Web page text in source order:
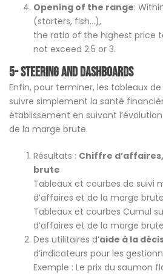
Opening of the range:
(starters, fish...),
the ratio of the highest price
not exceed 2.5 or 3.
5- Steering and Dashboards
Enfin, pour terminer, les tableaux
suivre simplement la santé
établissement en suivant
de la marge brute.
Résultats : Chiffre
brute
Tableaux et courbes de suivi
d’affaires et de la marge
Tableaux et courbes Cumul
d’affaires et de la marge
Des utilitaires d’aide à la
d’indicateurs pour les
Exemple : Le prix du saumon